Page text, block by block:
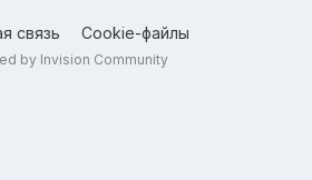
связь Cookie-файлы
by Invision Community